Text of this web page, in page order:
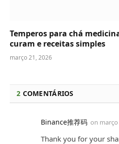
Temperos para chá
curam e receitas simples
março 21, 2026
2 COMENTÁRIOS
Binance推荐码 on março
Thank you for your